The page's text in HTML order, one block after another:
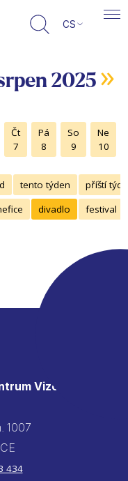
CS
2025 »
Čt
7
Pá
8
So
9
Ne
10
tento týden
příští
divadlo festival
Vizovice
1007
434